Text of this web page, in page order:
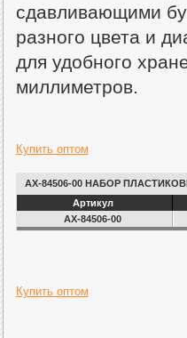
сдавливающими
разного цвета и
для удобного
миллиметров.
Купить оптом
AX-84506-00 НАБОР
Артикул
AX-84506-00
Купить оптом